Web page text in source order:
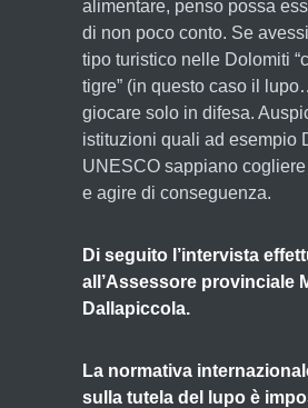
alimentare, penso possa
di non poco conto. Se
tipo turistico nelle Dolomiti
tigre” (in questo caso il
giocare solo in difesa.
istituzioni quali ad esempio
UNESCO sappiano cogliere
e agire di conseguenza.
Di seguito l’intervista
all’Assessore provinciale
Dallapiccola.
La normativa
sulla tutela del lupo è